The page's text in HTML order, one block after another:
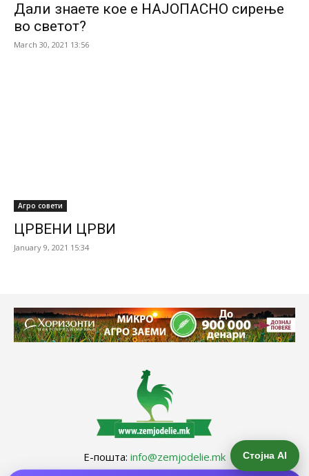
Дали знаете кое е НАЈОПАСНО сирење
во светот?
March 30, 2021 13:56
Агро совети
ЦРВЕНИ ЦРВИ
January 9, 2021 15:34
Е-пошта: info@zemjodelie.mk
Стојна AI